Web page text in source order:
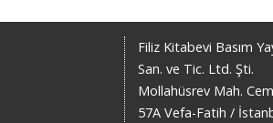
Filiz Kitabevi Basım
San. ve Tic. Ltd. Şti.
Mollahüsrev Mah.
57A Vefa-Fatih /